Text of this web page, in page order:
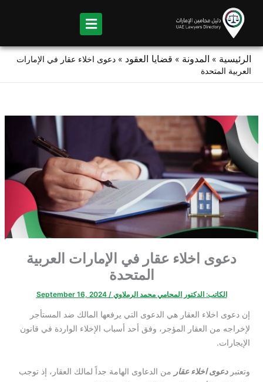
content
الرئيسية » المدونة » قضايا العقود » دعوى اخلاء عقار في الإمارات
العربية المتحدة
دعوى اخلاء عقار في الإمارات العربية
المتحدة
الكاتب: الدكتور المحامي محمد الرملاوي/
September 16, 2024
إن دعوى اخلاء العقار هي الدعوى التي يرفعها المالك ضد المستأجر
لإخراجه من العقار المؤجر، وفق أحد أسباب الإخلاء الواردة في قانون
الإيجارات.
وتعتبردعوى اخلاء عقار من الدعاوى الهامة جداً لمالك العقار، إذ توجب